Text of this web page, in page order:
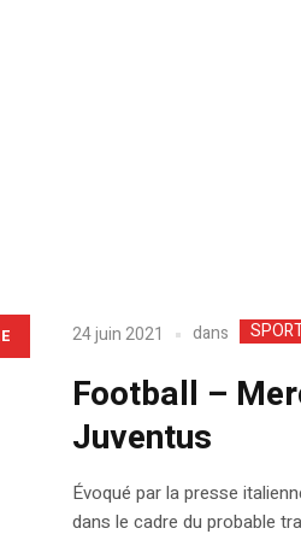
24 juin 2021 dans
Football –
Juventus
Évoqué par la presse
dans le cadre du probable